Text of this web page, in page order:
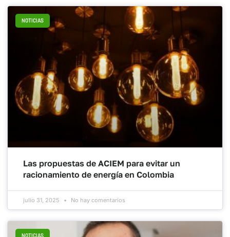
NOTICIAS
Las propuestas de ACIEM para evitar un
racionamiento de energía en Colombia
julio 31, 2025 No hay comentarios
NOTICIAS